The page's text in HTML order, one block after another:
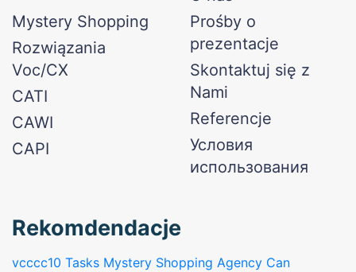
Mystery Shopping
Rozwiązania
Voc/CX
CATI
CAWI
CAPI
Prośby o
prezentacje
Skontaktuj się z
Nami
Referencje​
Условия
использования
Rekomdendacje
vcccc10 Tasks Mystery Shopping Agency Can